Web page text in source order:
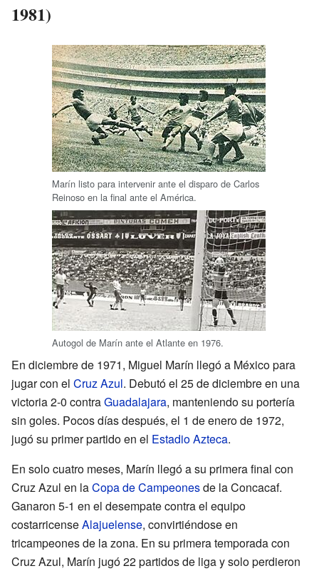
1981)
Marín listo para intervenir ante el disparo de Carlos
Reinoso en la final ante el América.
Autogol de Marín ante el Atlante en 1976.
En diciembre de 1971, Miguel Marín llegó a México para
jugar con el Cruz Azul. Debutó el 25 de diciembre en una
victoria 2-0 contraGuadalajara, manteniendo su portería
sin goles. Pocos días después, el 1 de enero de 1972,
jugó su primer partido en el Estadio Azteca.
En solo cuatro meses, Marín llegó a su primera final con
Cruz Azul en laCopa de Campeonesde la Concacaf.
Ganaron 5-1 en el desempate contra el equipo
costarricenseAlajuelense, convirtiéndose en
tricampeones de la zona. En su primera temporada con
Cruz Azul, Marín jugó 22 partidos de liga y solo perdieron